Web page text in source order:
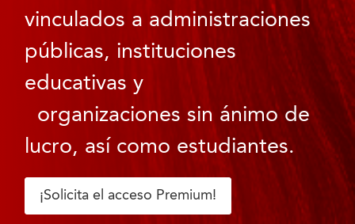
vinculados a administraciones
públicas, instituciones
educativas y
organizaciones sin ánimo de
lucro, así como estudiantes.
¡Solicita el acceso Premium!